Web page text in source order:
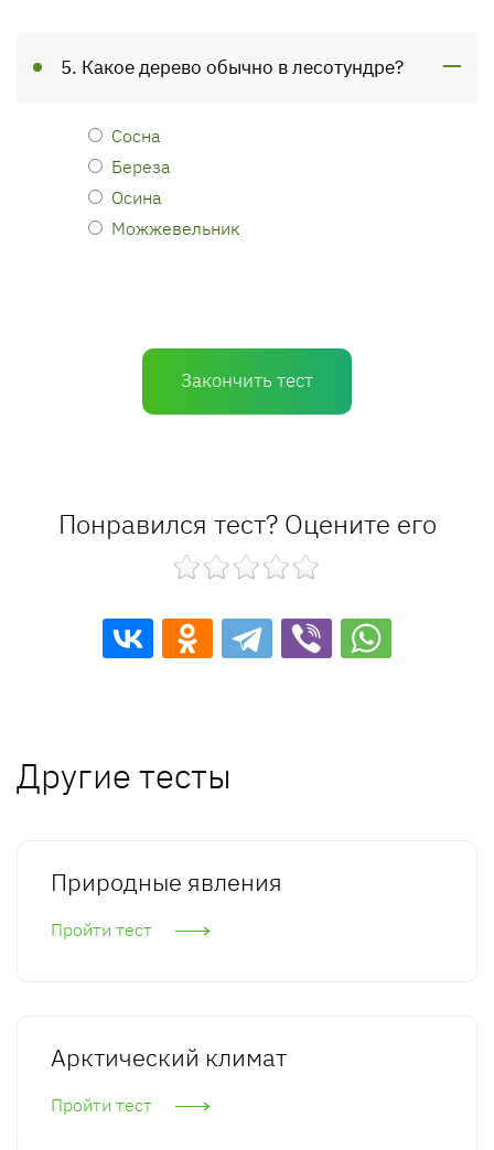
5. Какое дерево обычно в лесотундре?
Сосна
Береза
Осина
Можжевельник
Закончить тест
Понравился тест? Оцените его
Другие тесты
Природные явления
Пройти тест
Арктический климат
Пройти тест